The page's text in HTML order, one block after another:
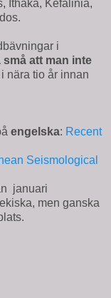
Ithaka, Kefalinia,
i
små att man inte
nära tio år innan
engelska: Recent
Seismological
januari
men ganska